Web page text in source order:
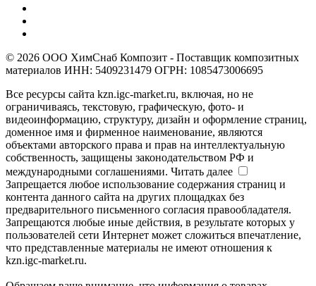
© 2026 ООО ХимСнаб Композит - Поставщик композитных
материалов ИНН: 5409231479 ОГРН: 1085473006695
Все ресурсы сайта kzn.igc-market.ru, включая, но не
ограничиваясь, текстовую, графическую, фото- и
видеоинформацию, структуру, дизайн и оформление страниц,
доменное имя и фирменное наименование, являются
объектами авторского права и прав на интеллектуальную
собственность, защищены законодательством РФ и
международными соглашениями. Читать далее
Запрещается любое использование содержания страниц и
контента данного сайта на других площадках без
предварительного письменного согласия правообладателя.
Запрещаются любые иные действия, в результате которых у
пользователей сети Интернет может сложиться впечатление,
что представленные материалы не имеют отношения к
kzn.igc-market.ru.